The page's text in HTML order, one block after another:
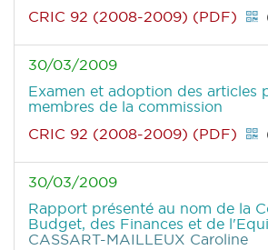
CRIC 92 (2008-2009) (PDF)
30/03/2009
Examen et adoption des articles
membres de la commission
CRIC 92 (2008-2009) (PDF)
30/03/2009
Rapport présenté au nom de la
Budget, des Finances et de
CASSART-MAILLEUX Caroline